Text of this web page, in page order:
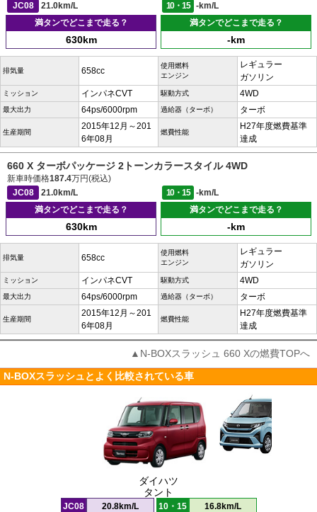
JC08
21.0km/L 10・15
-km/L
満タンでどこまで走る？
630km
満タンでどこまで走る？
-km
排気量 658cc
使用燃料
エンジン
レギュラー
ガソリン
ミッション インパネCVT 駆動方式 4WD
最大出力 64ps/6000rpm 過給器（ターボ） ターボ
生産期間
2015年12月～201
6年08月
燃費性能
H27年度燃費基準
達成
660 X ターボパッケージ 2トーンカラースタイル 4WD
新車時価格187.4万円(税込)
JC08
21.0km/L 10・15
-km/L
満タンでどこまで走る？
630km
満タンでどこまで走る？
-km
排気量 658cc
使用燃料
エンジン
レギュラー
ガソリン
ミッション インパネCVT 駆動方式 4WD
最大出力 64ps/6000rpm 過給器（ターボ） ターボ
生産期間
2015年12月～201
6年08月
燃費性能
H27年度燃費基準
達成
▲N-BOXスラッシュ 660 Xの燃費TOPへ
N-BOXスラッシュとよく比較されている車
ダイハツ
タント
JC08 20.8km/L 10・15 16.8km/L